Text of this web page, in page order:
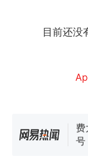
目前还没
新
么
协
男
窝